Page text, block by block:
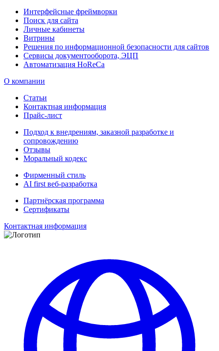
Интерфейсные фреймворки
Поиск для сайта
Личные кабинеты
Витрины
Решения по информационной безопасности для сайтов
Сервисы документооборота, ЭЦП
Автоматизация HoReCa
О компании
Статьи
Контактная информация
Прайс-лист
Подход к внедрениям, заказной разработке и
сопровождению
Отзывы
Моральный кодекс
Фирменный стиль
AI first веб-разработка
Партнёрская программа
Сертификаты
Контактная информация